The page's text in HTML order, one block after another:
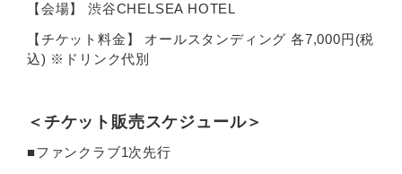
【会場】 渋谷CHELSEA HOTEL
【チケット料金】 オールスタンディング 各7,000円(税
込) ※ドリンク代別
＜チケット販売スケジュール＞
■ファンクラブ1次先行